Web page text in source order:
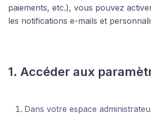
paiements, etc.), vous pouvez
les notifications e-mails et
1. Accéder aux
Dans votre espace